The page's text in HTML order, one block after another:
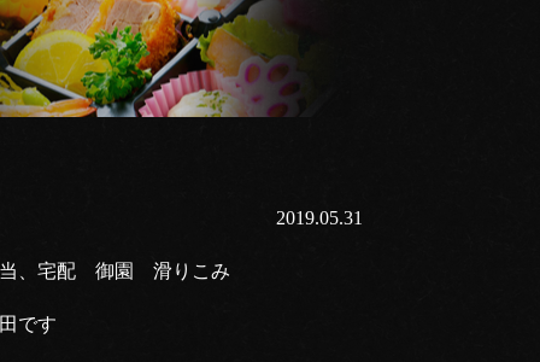
2019.05.31
当、宅配 御園 滑りこみ
です